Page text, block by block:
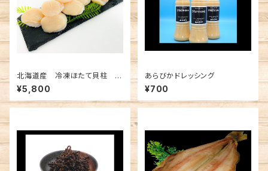
北海道産 冷凍ほたて貝柱 2
00ｇ×2
¥5,800
あらびかドレッシング
¥700